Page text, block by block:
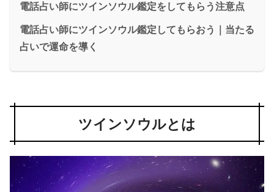
電話占い師にツインソウル鑑定をしてもらう注意点
電話占い師にツインソウル鑑定してもらおう｜当たる
占いで運命を導く
ツインソウルとは